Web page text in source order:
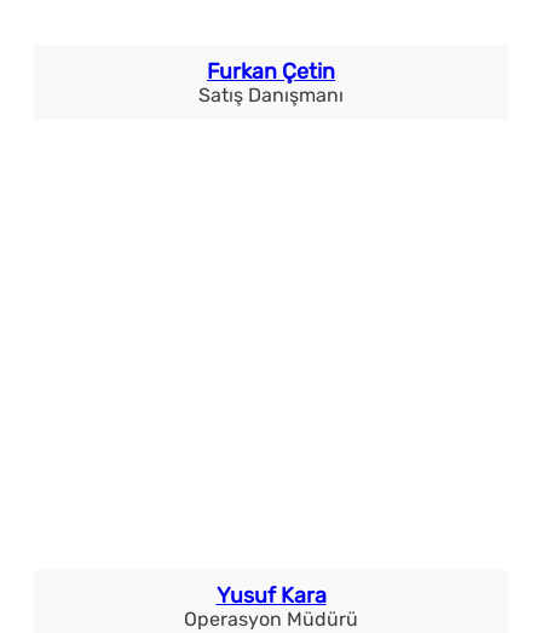
Furkan Çetin
Satış Danışmanı
Yusuf Kara
Operasyon Müdürü